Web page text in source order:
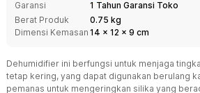
Garansi
1 Tahun Garansi Toko
Berat Produk
0.75 kg
Dimensi Kemasan 14 x 12 x 9 cm
Dehumidifier ini berfungsi untuk menjaga
tetap kering, yang dapat digunakan berulang
pemanas untuk mengeringkan silika yang